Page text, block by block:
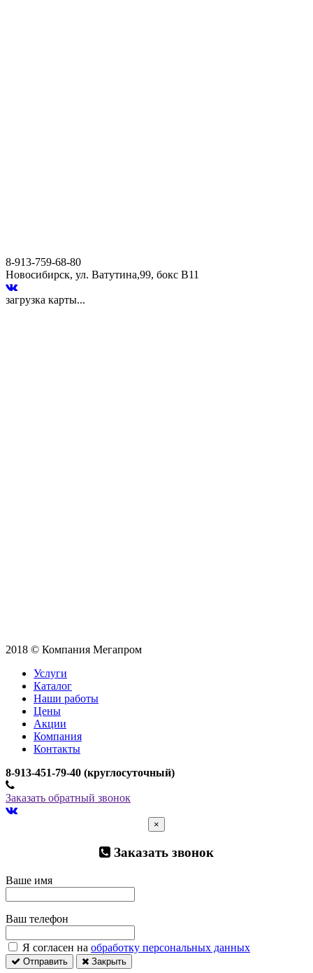
8-913-759-68-80
Новосибирск, ул. Ватутина,99, бокс В11
загрузка карты...
2018 © Компания Мегапром
Услуги
Каталог
Наши работы
Цены
Акции
Компания
Контакты
­8-913-451-79-40 (круглосуточный)
Заказать обратный звонок
×
Заказать звонок
Ваше имя
Ваш телефон
Я согласен на обработку персональных данных
Отправить Закрыть